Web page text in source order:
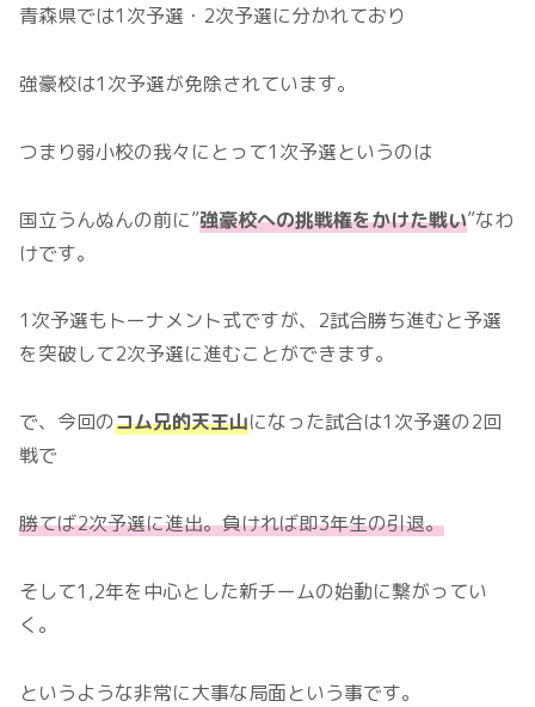
青森県では1次予選・2次予選に分かれており
強豪校は1次予選が免除されています。
つまり弱小校の我々にとって1次予選というのは
国立うんぬんの前に”強豪校への挑戦権をかけた戦い”なわ
けです。
1次予選もトーナメント式ですが、2試合勝ち進むと予選
を突破して2次予選に進むことができます。
で、今回のコム兄的天王山になった試合は1次予選の2回
戦で
勝てば2次予選に進出。負ければ即3年生の引退。
そして1,2年を中心とした新チームの始動に繋がってい
く。
というような非常に大事な局面という事です。